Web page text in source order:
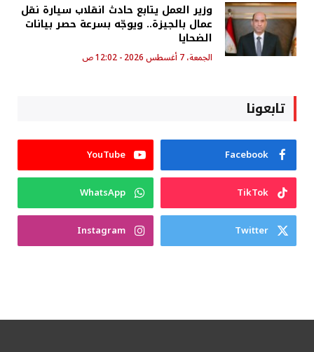
وزير العمل يتابع حادث انقلاب سيارة نقل
عمال بالجيزة.. ويوجّه بسرعة حصر بيانات
الضحايا
الجمعة، 7 أغسطس 2026 - 12:02 ص
تابعونا
Facebook
YouTube
TikTok
WhatsApp
Twitter
Instagram